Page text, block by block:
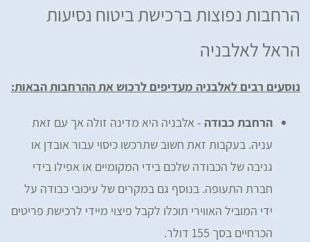
הרחבות נפוצות ברכישת ביטוח נסיעות
הראל לאלבניה
נוסעים רבים לאלבניה מעדיפים לרכוש את ההרחבות הבאות:
הרחבת כבודה - אלבניה היא מדינה זולה אך עם זאת
עניה. בעקבות זאת חשוב שתרכשו כיסוי עבור אובדן או
גניבה של הכבודה שלכם בידי המקומיים או אפילו בידי
חברת התעופה. בנוסף גם במקרים של עיכובי כבודה על
ידי המוביל האווירי תוכלו לקבל פיצוי מיידי לרכישת פריטים
הכרחיים בסך 155 דולר.